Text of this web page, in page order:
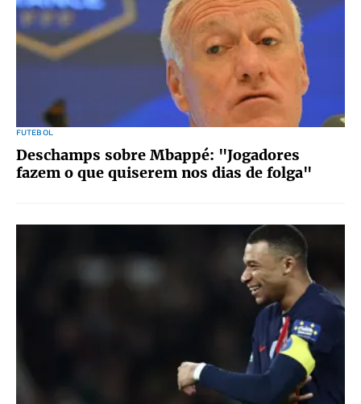
FUTEBOL
Deschamps sobre Mbappé: "Jogadores
fazem o que quiserem nos dias de folga"